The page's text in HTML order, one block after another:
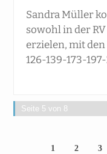
Sandra Müller
sowohl in der
erzielen, mit
126-139-173-
Seite 5 von 8
1 2 3